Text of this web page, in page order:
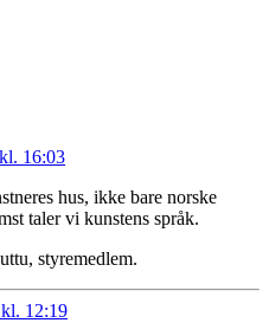
16:03
hus, ikke bare norske
taler vi kunstens språk.
styremedlem.
12:19